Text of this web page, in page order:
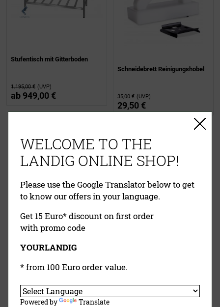
Stufentisch mit Gitterboden
1.195,00 € (UVP)
ab 949,00 €
Schneidebrett Reinigungshobel
35,00 € (UVP)
29,50 €
RECHNUNG VORKASSE PAYPAL
KREDITKARTE NACHNAHME
Landig Newsletter
WELCOME TO THE
LANDIG ONLINE SHOP!
Please use the Google Translator below to get
to know our offers in your language.
Get 15 Euro* discount on first order
with promo code
YOURLANDIG
* from 100 Euro order value.
Powered by Translate